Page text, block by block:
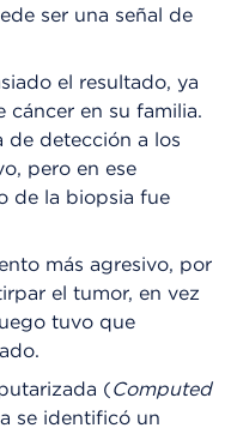
ser una señal de
el resultado, ya
cáncer en su familia.
de detección a los
pero en ese
de la biopsia fue
más agresivo, por
el tumor, en vez
tuvo que
(Computed
se identificó un